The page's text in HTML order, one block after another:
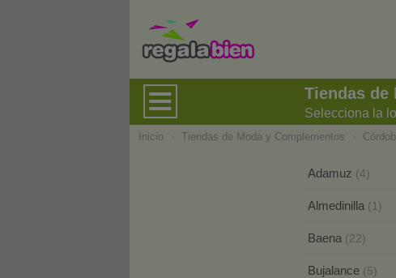
Tiendas de
Selecciona la
Inicio Tiendas de Moda y Complementos
Adamuz (4)
Almedinilla (1)
Baena (22)
Bujalance (5)